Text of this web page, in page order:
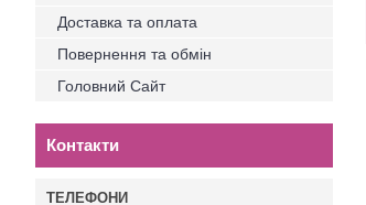
Доставка та оплата
Повернення та обмін
Головний Сайт
Контакти